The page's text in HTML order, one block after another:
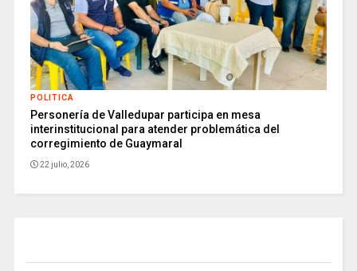
POLITICA
Personería de Valledupar participa en mesa
interinstitucional para atender problemática del
corregimiento de Guaymaral
22 julio, 2026